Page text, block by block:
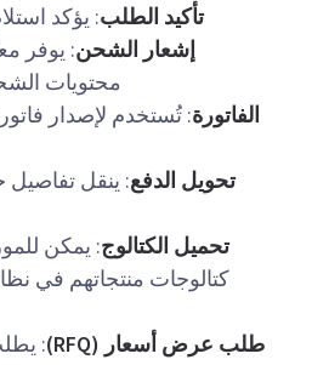
تأكيد الطلب: يؤكد
إشعار الشحن: يوفر
محتويات
الفاتورة: تُستخدم لإصدار
تحويل الدفع: ينقل تفاصيل
تحميل الكتالوج: يمكن
كتالوجات منتجاتهم في
طلب عرض أسعار (RFQ)
: